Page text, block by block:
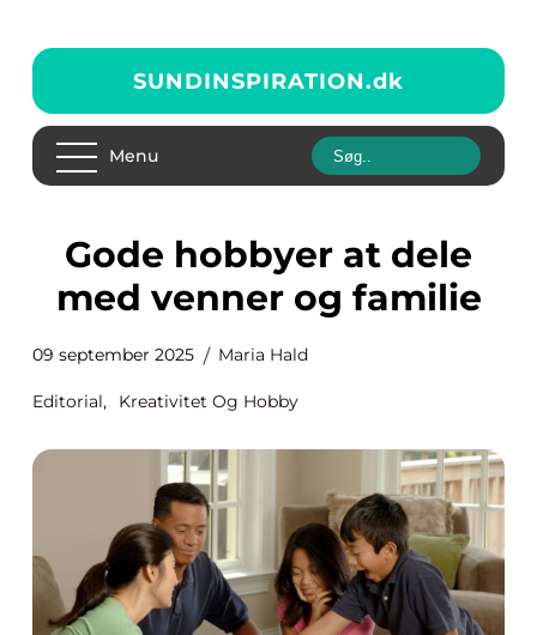
SUNDINSPIRATION.dk
Menu
Gode hobbyer at dele
med venner og familie
09 september 2025 Maria Hald
Editorial, Kreativitet Og Hobby